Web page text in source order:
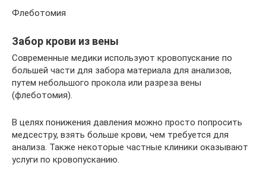
Флеботомия
Забор крови из вены
Современные медики используют кровопускание по
большей части для забора материала для анализов,
путем небольшого прокола или разреза вены
(флеботомия).
В целях понижения давления можно просто попросить
медсестру, взять больше крови, чем требуется для
анализа. Также некоторые частные клиники оказывают
услуги по кровопусканию.